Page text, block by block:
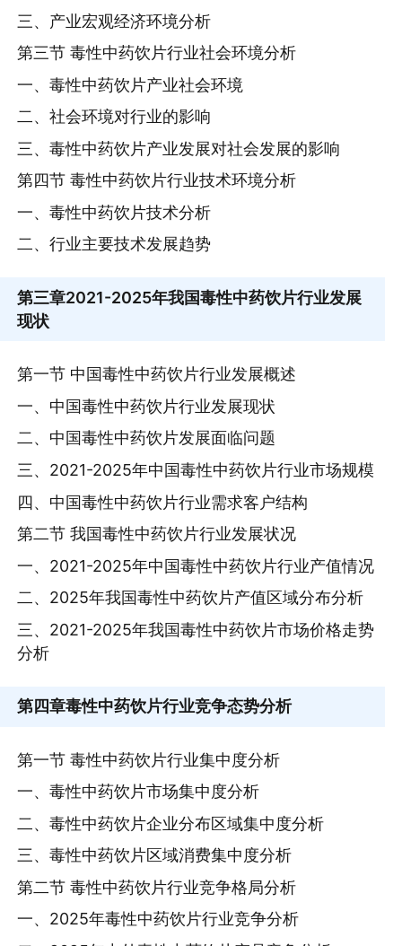
三、产业宏观经济环境分析
第三节 毒性中药饮片行业社会环境分析
一、毒性中药饮片产业社会环境
二、社会环境对行业的影响
三、毒性中药饮片产业发展对社会发展的影响
第四节 毒性中药饮片行业技术环境分析
一、毒性中药饮片技术分析
二、行业主要技术发展趋势
第三章2021-2025年我国毒性中药饮片行业发展
现状
第一节 中国毒性中药饮片行业发展概述
一、中国毒性中药饮片行业发展现状
二、中国毒性中药饮片发展面临问题
三、2021-2025年中国毒性中药饮片行业市场规模
四、中国毒性中药饮片行业需求客户结构
第二节 我国毒性中药饮片行业发展状况
一、2021-2025年中国毒性中药饮片行业产值情况
二、2025年我国毒性中药饮片产值区域分布分析
三、2021-2025年我国毒性中药饮片市场价格走势
分析
第四章毒性中药饮片行业竞争态势分析
第一节 毒性中药饮片行业集中度分析
一、毒性中药饮片市场集中度分析
二、毒性中药饮片企业分布区域集中度分析
三、毒性中药饮片区域消费集中度分析
第二节 毒性中药饮片行业竞争格局分析
一、2025年毒性中药饮片行业竞争分析